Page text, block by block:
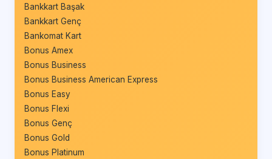
Bankkart Başak
Bankkart Genç
Bankomat Kart
Bonus Amex
Bonus Business
Bonus Business American Express
Bonus Easy
Bonus Flexi
Bonus Genç
Bonus Gold
Bonus Platinum